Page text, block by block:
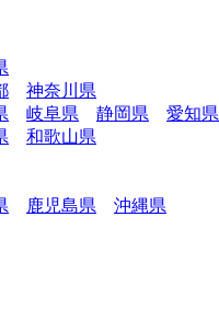
神奈川県
岐阜県 静岡県
愛知県
和歌山県
鹿児島県 沖縄県